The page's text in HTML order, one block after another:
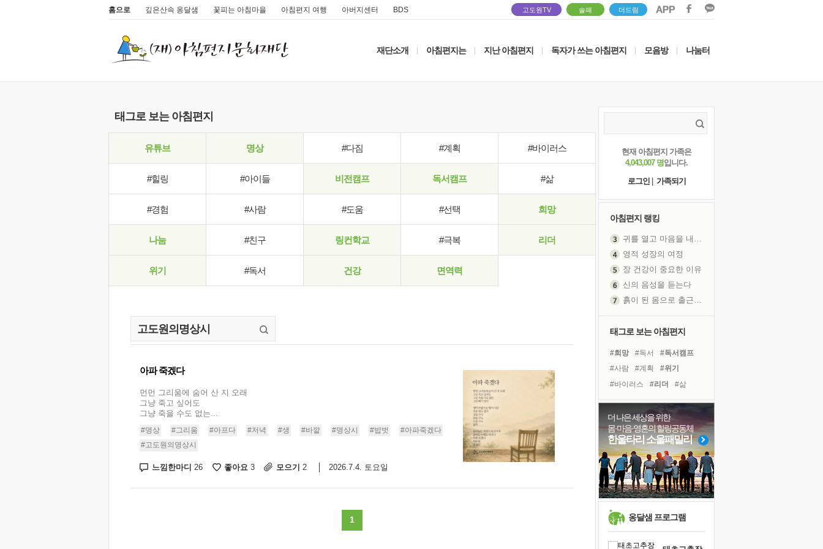
홈으로 깊은산속 옹달샘 꽃피는 아침마을 아침편지 여행 아버지센터 BDS 고도원TV 솔패 더드림
재단소개 아침편지는 지난 아침편지 독자가 쓰는 아침편지 모음방 나눔터
태그로 보는 아침편지
유튜브 명상 #다짐 #계획 #바이러스
#힐링 #아이들 비전캠프 독서캠프 #삶
#경험 #사람 #도움 #선택 희망
나눔 #친구 링컨학교 #극복 리더
위기 #독서 건강 면역력
아파 죽겠다
먼먼 그리움에 숨어 산 지 오래
그냥 죽고 싶어도
그냥 죽을 수도 없는...
#명상 #그리움 #아프다 #저녁 #생 #바깥 #명상시 #밥벗
#아파죽겠다
#고도원의명상시
느낌한마디 26 좋아요 3 모으기 2 2026.7.4. 토요일
1
현재 아침편지 가족은
4,043,007 명입니다.
로그인
가족되기
아침편지 랭킹
귀를 열고 마음을 내어주고
영적 성장의 여정
장 건강이 중요한 이유
신의 음성을 듣는다
흙이 된 몸으로 출근하는 여자
졸업식 사진을 보며
아픈 아버지를 위한 공간 설계
극심한 변비, 어깨결림, 수면 장애
보고 싶은 어머니
유년 시절의 부산 영도 바다
못된 꼰대들
거울 속의 나
희망이란
'모른다'는 것
태그로 보는 아침편지
#희망 #독서
#독서캠프
#사람
#계획
#위기
#바이러스
#리더
#삶
#아이들
#면역력
#힐링
#나눔
#건강
#비전캠프
#다짐
#명상
#유튜브
#경험
#링컨학교 #극복
더 나은 세상을 위한
몸·마음·영혼의 힐링공동체
한울타리 소울패밀리
옹달샘 프로그램